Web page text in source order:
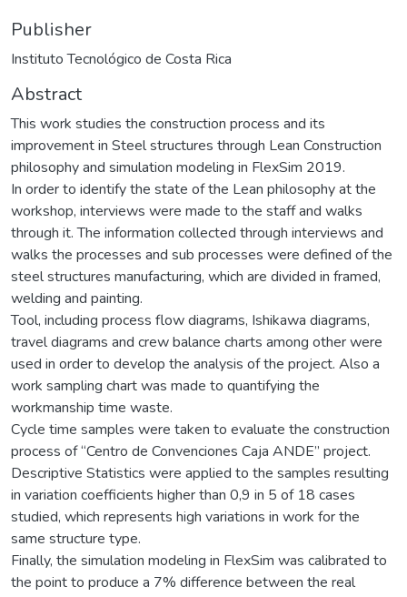
Publisher
Instituto Tecnológico de Costa Rica
Abstract
This work studies the construction process and its
improvement in Steel structures through Lean Construction
philosophy and simulation modeling in FlexSim 2019.
In order to identify the state of the Lean philosophy at the
workshop, interviews were made to the staff and walks
through it. The information collected through interviews and
walks the processes and sub processes were defined of the
steel structures manufacturing, which are divided in framed,
welding and painting.
Tool, including process flow diagrams, Ishikawa diagrams,
travel diagrams and crew balance charts among other were
used in order to develop the analysis of the project. Also a
work sampling chart was made to quantifying the
workmanship time waste.
Cycle time samples were taken to evaluate the construction
process of “Centro de Convenciones Caja ANDE” project.
Descriptive Statistics were applied to the samples resulting
in variation coefficients higher than 0,9 in 5 of 18 cases
studied, which represents high variations in work for the
same structure type.
Finally, the simulation modeling in FlexSim was calibrated to
the point to produce a 7% difference between the real